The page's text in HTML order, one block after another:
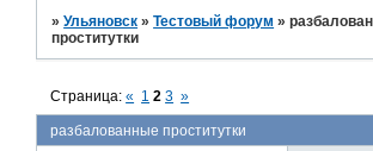
»Ульяновск »Тестовый форум »
проститутки
разбалованные проститутки
Страница:« 1 2 3 »